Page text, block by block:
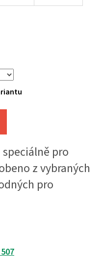
pro
z vybraných
pro